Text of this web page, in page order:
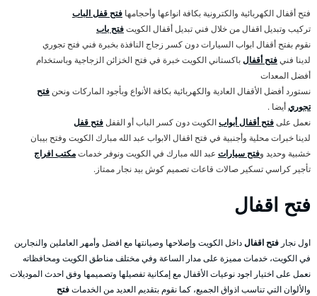
فتح أقفال الكهربائية والكترونية بكافة انواعها وأحجامها فتح قفل الباب
تركيب وتبديل اقفال من خلال فني تبديل أقفال الكويتفتح باب
نقوم بفتح أقفال ابواب السيارات دون كسر زجاج النافذة بخبرة فني فتح تجوري
لدينا فنيفتح أقفالباكستاني الكويت خبرة في فتح الخزائن الزجاجية وباستخدام
أفضل المعدات
نستورد أفضل الأقفال العادية والكهربائية بكافة الأنواع وبأجود الماركات ونحن فتح
تجوريأيضا .
نعمل علىفتح أقفال أبوابالكويت دون كسر الباب أو القفلفتح قفل
لدينا خبرات محلية وأجنبية في فتح اقفال الابواب عبد الله مبارك الكويت وفتح بيبان
خشبية وحديد وفتح سيارات عبد الله مبارك في الكويت ونوفر خدماتمكتب افراج
تأجير كراسي تسكير صالات قاعات تصميم كوش بيد نجار ممتاز.
فتح اقفال
اول نجار فتح اقفالداخل الكويت وإصلاحها وصيانتها مع افضل وأمهر العاملين والنجارين
في الكويت، خدمات مميزة على مدار الساعة وفي مختلف مناطق الكويت ومحافظاته
نعمل على اختيار اجود نوعيات الأقفال مع إمكانية تفصيلها وتصميمها وفق احدث الموديلات
والألوان التي تناسب اذواق الجميع، كما نقوم بتقديم العديد من الخدماتفتح